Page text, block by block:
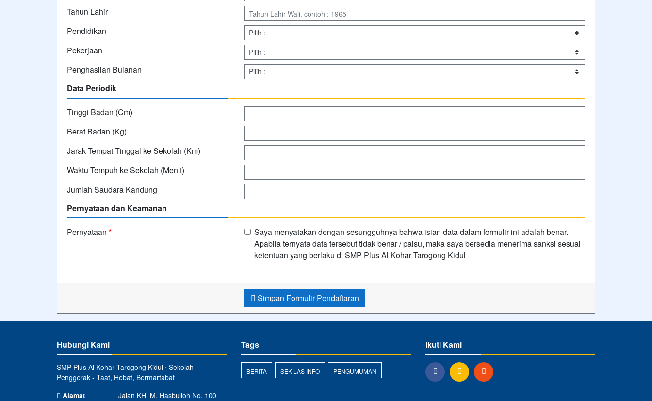
Tahun Lahir
Pendidikan
Pekerjaan
Penghasilan Bulanan
Data Periodik
Tinggi Badan (Cm)
Berat Badan (Kg)
Jarak Tempat Tinggal ke Sekolah (Km)
Waktu Tempuh ke Sekolah (Menit)
Jumlah Saudara Kandung
Pernyataan dan Keamanan
Pernyataan *
Saya menyatakan dengan sesungguhnya bahwa isian data dalam formulir ini adalah benar.
Apabila ternyata data tersebut tidak benar / palsu, maka saya bersedia menerima sanksi sesuai
ketentuan yang berlaku di SMP Plus Al Kohar Tarogong Kidul
Simpan Formulir Pendaftaran
Hubungi Kami
SMP Plus Al Kohar Tarogong Kidul ⋅ Sekolah
Penggerak - Taat, Hebat, Bermartabat
Alamat
Jalan KH. M. Hasbulloh No. 100
Tags
BERITA SEKILAS INFO PENGUMUMAN
Ikuti Kami